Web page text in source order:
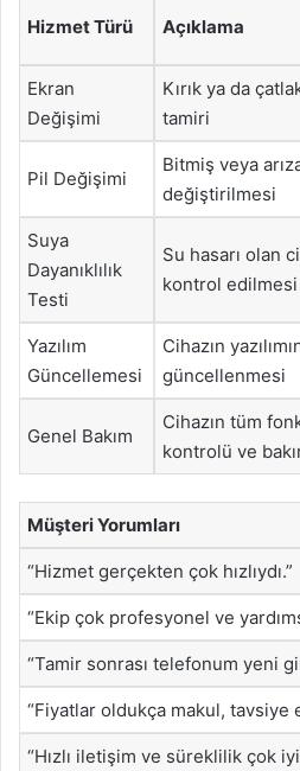
Hizmet Türü Açıklama
Ekran
Değişimi
Kırık ya da
tamiri
Pil Değişimi
Bitmiş veya
değiştirilmesi
Suya
Dayanıklılık
Testi
Su hasarı olan
kontrol edilmesi
Yazılım
Güncellemesi
Cihazın
güncellenmesi
Genel Bakım
Cihazın tüm
kontrolü ve
Müşteri Yorumları
“Hizmet gerçekten çok hızlıydı.”
“Ekip çok profesyonel ve
“Tamir sonrası telefonum yeni
“Fiyatlar oldukça makul, tavsiye
“Hızlı iletişim ve süreklilik çok